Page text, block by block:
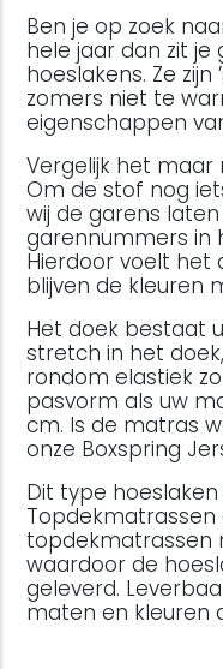
Ben je op zoek
hele jaar dan zit je
hoeslakens. Ze zijn
zomers niet te
eigenschappen
Vergelijk het maar
Om de stof nog
wij de garens
garennummers in
Hierdoor voelt het
blijven de kleuren
Het doek bestaat
stretch in het
rondom elastiek
pasvorm als uw
cm. Is de matras
onze Boxspring
Dit type
topdekmatrassen
waardoor de
geleverd.
maten en kleuren